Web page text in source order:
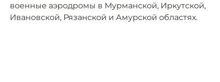
военные аэродромы в Мурманской, Иркутской,
Ивановской, Рязанской и Амурской областях.